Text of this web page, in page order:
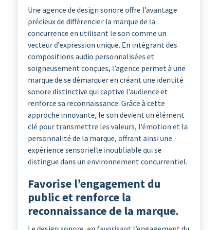
Une agence de design sonore offre l’avantage
précieux de différencier la marque de la
concurrence en utilisant le son comme un
vecteur d’expression unique. En intégrant des
compositions audio personnalisées et
soigneusement conçues, l’agence permet à une
marque de se démarquer en créant une identité
sonore distinctive qui captive l’audience et
renforce sa reconnaissance. Grâce à cette
approche innovante, le son devient un élément
clé pour transmettre les valeurs, l’émotion et la
personnalité de la marque, offrant ainsi une
expérience sensorielle inoubliable qui se
distingue dans un environnement concurrentiel.
Favorise l’engagement du
public et renforce la
reconnaissance de la marque.